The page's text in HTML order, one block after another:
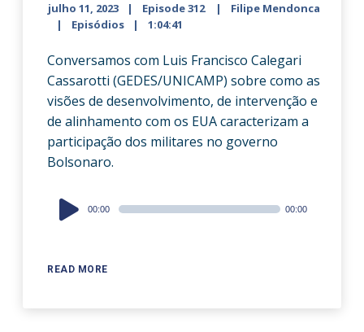
julho 11, 2023 Episode 312
Filipe Mendonca
Episódios
1:04:41
Conversamos com Luis Francisco Calegari
Cassarotti (GEDES/UNICAMP) sobre como as
visões de desenvolvimento, de intervenção e
de alinhamento com os EUA caracterizam a
participação dos militares no governo
Bolsonaro.
READ MORE
Audio
Player
00:00 00:00